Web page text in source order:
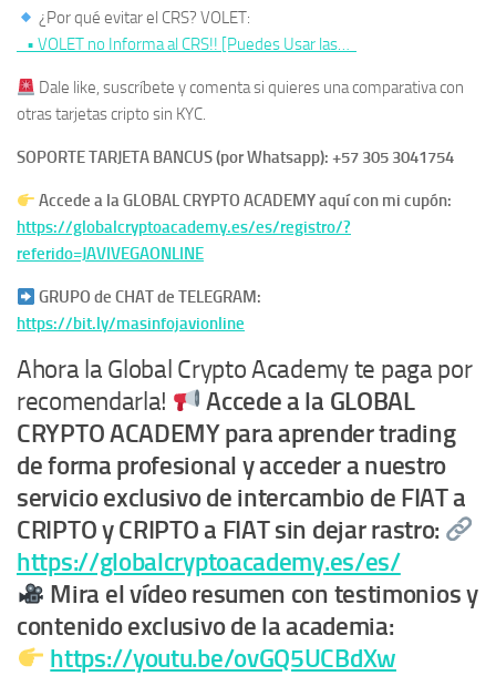
¿Por qué evitar el CRS? VOLET:
• VOLET no Informa al CRS!! [Puedes Usar las…
Dale like, suscríbete y comenta si quieres una comparativa con
otras tarjetas cripto sin KYC.
SOPORTE TARJETA BANCUS (por Whatsapp): +57 305 3041754
Accede a la GLOBAL CRYPTO ACADEMY aquí con mi cupón:
https://globalcryptoacademy.es/es/registro/?
referido=JAVIVEGAONLINE
GRUPO de CHAT de TELEGRAM:
https://bit.ly/masinfojavionline
Ahora la Global Crypto Academy te paga por
recomendarla!
Accede a la GLOBAL
CRYPTO ACADEMY para aprender trading
de forma profesional y acceder a nuestro
servicio exclusivo de intercambio de FIAT a
CRIPTO y CRIPTO a FIAT sin dejar rastro:
https://globalcryptoacademy.es/es/
Mira el vídeo resumen con testimonios y
contenido exclusivo de la academia:
https://youtu.be/ovGQ5UCBdXw